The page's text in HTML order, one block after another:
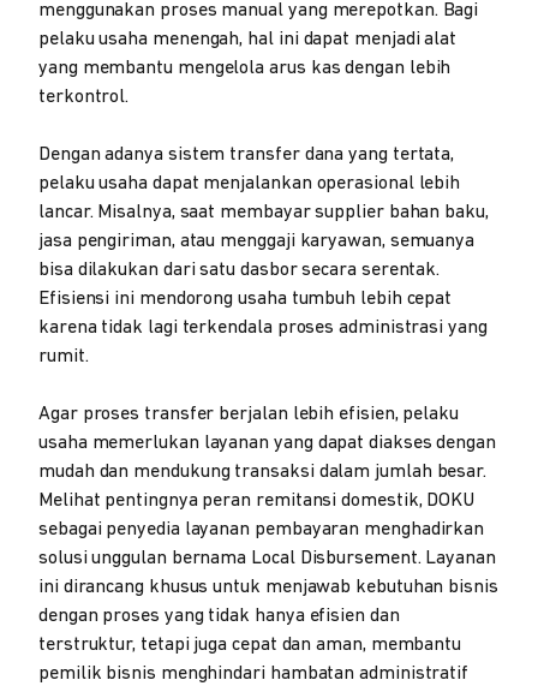
menggunakan proses manual yang merepotkan. Bagi
pelaku usaha menengah, hal ini dapat menjadi alat
yang membantu mengelola arus kas dengan lebih
terkontrol.
Dengan adanya sistem transfer dana yang tertata,
pelaku usaha dapat menjalankan operasional lebih
lancar. Misalnya, saat membayar supplier bahan baku,
jasa pengiriman, atau menggaji karyawan, semuanya
bisa dilakukan dari satu dasbor secara serentak.
Efisiensi ini mendorong usaha tumbuh lebih cepat
karena tidak lagi terkendala proses administrasi yang
rumit.
Agar proses transfer berjalan lebih efisien, pelaku
usaha memerlukan layanan yang dapat diakses dengan
mudah dan mendukung transaksi dalam jumlah besar.
Melihat pentingnya peran remitansi domestik, DOKU
sebagai penyedia layanan pembayaran menghadirkan
solusi unggulan bernama Local Disbursement. Layanan
ini dirancang khusus untuk menjawab kebutuhan bisnis
dengan proses yang tidak hanya efisien dan
terstruktur, tetapi juga cepat dan aman, membantu
pemilik bisnis menghindari hambatan administratif